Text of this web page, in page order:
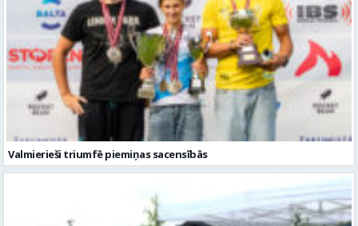
Valmierieši triumfē piemiņas sacensībās